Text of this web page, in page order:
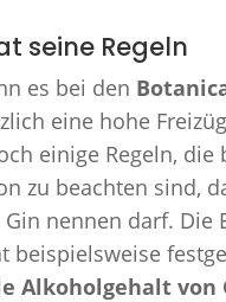
seine Regeln
es bei den
eine hohe
einige Regeln, die
zu beachten sind,
Gin nennen darf. Die
beispielsweise
Alkoholgehalt von